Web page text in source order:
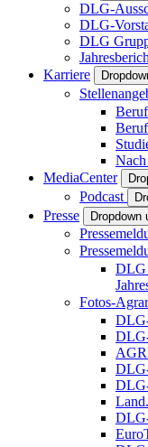
DLG-
DLG-
DLG
Karriere
MediaCenter
Podcast
Presse Dropdown
DLG
Fotos-